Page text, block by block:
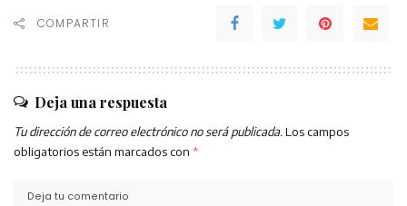
COMPARTIR
Deja una respuesta
Tu dirección de correo electrónico no será publicada. Los campos
obligatorios están marcados con *